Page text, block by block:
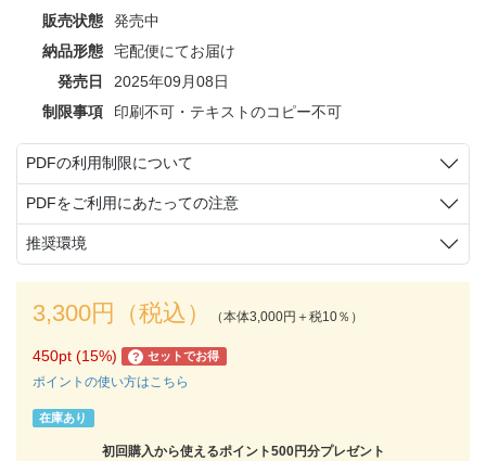
販売状態
発売中
納品形態
宅配便にてお届け
発売日
2025年09月08日
制限事項
印刷不可・テキストのコピー不可
PDFの利用制限について
PDFをご利用にあたっての注意
推奨環境
3,300円（税込） （本体3,000円＋税10％）
450pt (15%) ? セットでお得
ポイントの使い方はこちら
在庫あり
初回購入から使えるポイント500円分プレゼント